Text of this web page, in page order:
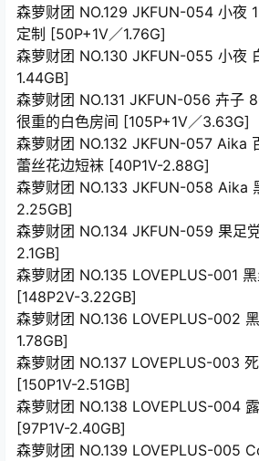
森萝财团 NO.129 JKFUN-054 小夜
定制 [50P+1V／1.76G]
森萝财团 NO.130 JKFUN-055 小夜
1.44GB]
森萝财团 NO.131 JKFUN-056 卉子
很重的白色房间 [105P+1V／3.63G]
森萝财团 NO.132 JKFUN-057 Aika
蕾丝花边短袜 [40P1V-2.88G]
森萝财团 NO.133 JKFUN-058 Aika
2.25GB]
森萝财团 NO.134 JKFUN-059 果足
2.1GB]
森萝财团 NO.135 LOVEPLUS-001
[148P2V-3.22GB]
森萝财团 NO.136 LOVEPLUS-002
1.78GB]
森萝财团 NO.137 LOVEPLUS-003
[150P1V-2.51GB]
森萝财团 NO.138 LOVEPLUS-004
[97P1V-2.40GB]
森萝财团 NO.139 LOVEPLUS-005